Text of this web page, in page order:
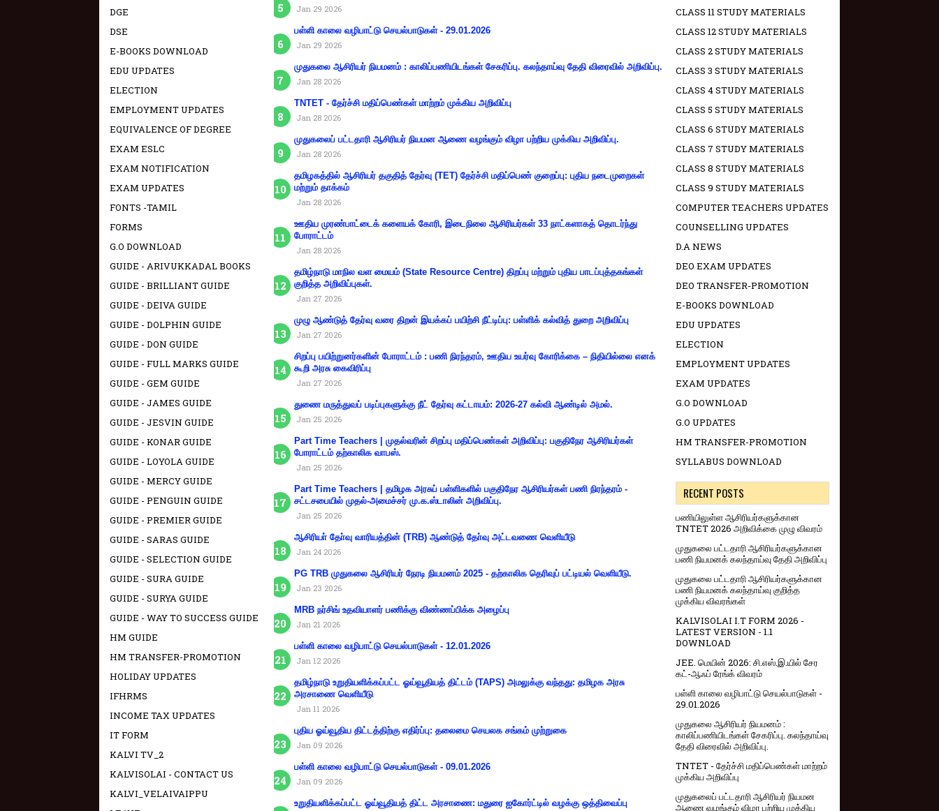
Jan 29 2026
பள்ளி காலை வழிபாட்டு செயல்பாடுகள் - 29.01.2026
Jan 29 2026
முதுகலை ஆசிரியர் நியமனம் : காலிப்பணியிடங்கள் சேகரிப்பு. கலந்தாய்வு தேதி விரைவில் அறிவிப்பு.
Jan 28 2026
TNTET - தேர்ச்சி மதிப்பெண்கள் மாற்றம் முக்கிய அறிவிப்பு
Jan 28 2026
முதுகலைப் பட்டதாரி ஆசிரியர் நியமன ஆணை வழங்கும் விழா பற்றிய முக்கிய அறிவிப்பு.
Jan 28 2026
தமிழகத்தில் ஆசிரியர் தகுதித் தேர்வு (TET) தேர்ச்சி மதிப்பெண் குறைப்பு: புதிய நடைமுறைகள்
மற்றும் தாக்கம்
Jan 28 2026
ஊதிய முரண்பாட்டைக் களையக் கோரி, இடைநிலை ஆசிரியர்கள் 33 நாட்களாகத் தொடர்ந்து
போராட்டம்
Jan 28 2026
தமிழ்நாடு மாநில வள மையம் (State Resource Centre) திறப்பு மற்றும் புதிய பாடப்புத்தகங்கள்
குறித்த அறிவிப்புகள்.
Jan 27 2026
முழு ஆண்டுத் தேர்வு வரை திறன் இயக்கப் பயிற்சி நீட்டிப்பு: பள்ளிக் கல்வித் துறை அறிவிப்பு
Jan 27 2026
சிறப்பு பயிற்றுனர்களின் போராட்டம் : பணி நிரந்தரம், ஊதிய உயர்வு கோரிக்கை – நிதியில்லை எனக்
கூறி அரசு கைவிரிப்பு
Jan 27 2026
துணை மருத்துவப் படிப்புகளுக்கு நீட் தேர்வு கட்டாயம்: 2026-27 கல்வி ஆண்டில் அமல்.
Jan 25 2026
Part Time Teachers | முதல்வரின் சிறப்பு மதிப்பெண்கள் அறிவிப்பு: பகுதிநேர ஆசிரியர்கள்
போராட்டம் தற்காலிக வாபஸ்.
Jan 25 2026
Part Time Teachers | தமிழக அரசுப் பள்ளிகளில் பகுதிநேர ஆசிரியர்கள் பணி நிரந்தரம் -
சட்டசபையில் முதல்-அமைச்சர் மு.க.ஸ்டாலின் அறிவிப்பு.
Jan 25 2026
ஆசிரியா் தோ்வு வாரியத்தின் (TRB) ஆண்டுத் தோ்வு அட்டவணை வெளியீடு
Jan 24 2026
PG TRB முதுகலை ஆசிரியர் நேரடி நியமனம் 2025 - தற்காலிக தெரிவுப் பட்டியல் வெளியீடு.
Jan 23 2026
MRB நர்சிங் உதவியாளர் பணிக்கு விண்ணப்பிக்க அழைப்பு
Jan 21 2026
பள்ளி காலை வழிபாட்டு செயல்பாடுகள் - 12.01.2026
Jan 12 2026
தமிழ்நாடு உறுதியளிக்கப்பட்ட ஓய்வூதியத் திட்டம் (TAPS) அமலுக்கு வந்தது: தமிழக அரசு
அரசாணை வெளியீடு
Jan 11 2026
புதிய ஓய்வூதிய திட்டத்திற்கு எதிர்ப்பு: தலைமை செயலக சங்கம் முற்றுகை
Jan 09 2026
பள்ளி காலை வழிபாட்டு செயல்பாடுகள் - 09.01.2026
Jan 09 2026
உறுதியளிக்கப்பட்ட ஓய்வூதியத் திட்ட அரசாணை: மதுரை ஐகோர்ட்டில் வழக்கு ஒத்திவைப்பு
DGE
DSE
E-BOOKS DOWNLOAD
EDU UPDATES
ELECTION
EMPLOYMENT UPDATES
EQUIVALENCE OF DEGREE
EXAM ESLC
EXAM NOTIFICATION
EXAM UPDATES
FONTS -TAMIL
FORMS
G.O DOWNLOAD
GUIDE - ARIVUKKADAL BOOKS
GUIDE - BRILLIANT GUIDE
GUIDE - DEIVA GUIDE
GUIDE - DOLPHIN GUIDE
GUIDE - DON GUIDE
GUIDE - FULL MARKS GUIDE
GUIDE - GEM GUIDE
GUIDE - JAMES GUIDE
GUIDE - JESVIN GUIDE
GUIDE - KONAR GUIDE
GUIDE - LOYOLA GUIDE
GUIDE - MERCY GUIDE
GUIDE - PENGUIN GUIDE
GUIDE - PREMIER GUIDE
GUIDE - SARAS GUIDE
GUIDE - SELECTION GUIDE
GUIDE - SURA GUIDE
GUIDE - SURYA GUIDE
GUIDE - WAY TO SUCCESS GUIDE
HM GUIDE
HM TRANSFER-PROMOTION
HOLIDAY UPDATES
IFHRMS
INCOME TAX UPDATES
IT FORM
KALVI TV_2
KALVISOLAI - CONTACT US
KALVI_VELAIVAIPPU
CLASS 11 STUDY MATERIALS
CLASS 12 STUDY MATERIALS
CLASS 2 STUDY MATERIALS
CLASS 3 STUDY MATERIALS
CLASS 4 STUDY MATERIALS
CLASS 5 STUDY MATERIALS
CLASS 6 STUDY MATERIALS
CLASS 7 STUDY MATERIALS
CLASS 8 STUDY MATERIALS
CLASS 9 STUDY MATERIALS
COMPUTER TEACHERS UPDATES
COUNSELLING UPDATES
D.A NEWS
DEO EXAM UPDATES
DEO TRANSFER-PROMOTION
E-BOOKS DOWNLOAD
EDU UPDATES
ELECTION
EMPLOYMENT UPDATES
EXAM UPDATES
G.O DOWNLOAD
G.O UPDATES
HM TRANSFER-PROMOTION
SYLLABUS DOWNLOAD
RECENT POSTS
பணியிலுள்ள ஆசிரியர்களுக்கான
TNTET 2026 அறிவிக்கை முழு விவரம்
முதுகலை பட்டதாரி ஆசிரியர்களுக்கான
பணி நியமனக் கலந்தாய்வு தேதி அறிவிப்பு
முதுகலை பட்டதாரி ஆசிரியர்களுக்கான
பணி நியமனக் கலந்தாய்வு குறித்த
முக்கிய விவரங்கள்
KALVISOLAI I.T FORM 2026 -
LATEST VERSION - 1.1
DOWNLOAD
JEE. மெயின் 2026: சி.எஸ்.இ.யில் சேர
கட்-ஆஃப் ரேங்க் விவரம்
பள்ளி காலை வழிபாட்டு செயல்பாடுகள் -
29.01.2026
முதுகலை ஆசிரியர் நியமனம் :
காலிப்பணியிடங்கள் சேகரிப்பு. கலந்தாய்வு
தேதி விரைவில் அறிவிப்பு.
TNTET - தேர்ச்சி மதிப்பெண்கள் மாற்றம்
முக்கிய அறிவிப்பு
முதுகலைப் பட்டதாரி ஆசிரியர் நியமன
ஆணை வழங்கும் விழா பற்றிய முக்கிய